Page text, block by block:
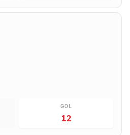
GOL
12